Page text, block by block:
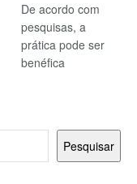
De acordo com
pesquisas, a
prática pode ser
benéfica
Pesquisar